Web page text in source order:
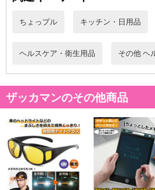
ちょっプル キッチン・日用品
ヘルスケア・衛生用品 その他 ヘ
ザッカマンのその他商品